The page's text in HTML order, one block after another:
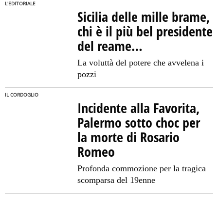
L'EDITORIALE
Sicilia delle mille brame,
chi è il più bel presidente
del reame…
La voluttà del potere che avvelena i
pozzi
IL CORDOGLIO
Incidente alla Favorita,
Palermo sotto choc per
la morte di Rosario
Romeo
Profonda commozione per la tragica
scomparsa del 19enne